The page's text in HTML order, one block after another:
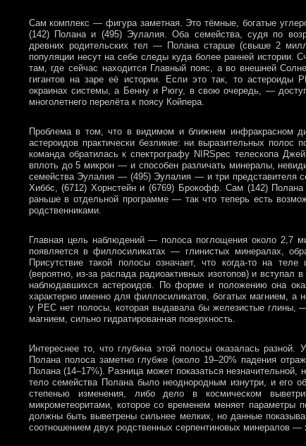
Сам комплекс — фигура заметная. Это тёмные, богатые
(142) Полана и (495) Эулалия. Оба семейства, судя по
древних родительских тел — Полана старше (свыше 2
популяции несут на себе следы куда более ранней истории.
там, где сейчас находится Главный пояс, а во внешней
гигантов на заре её истории. Если это так, то астероиды
окраинах системы, а Бенну и Рюгу, в свою очередь, —
многолетнего перелёта к поясу Койпера.
Проблема в том, что в видимом и ближнем инфракрасном
астероидов практически безликие: ни выразительных
команда обратилась к спектрографу NIRSpec телескопа
вплоть до 5 микрон — и способен различать минералы,
семейства Эулалия — (495) Эулалия — и три представителя
Хиббс, (6712) Хорнстейн и (6769) Брокофф. Сам (142)
раньше в отдельной программе — так что теперь есть
родственниками.
Главная цель наблюдений — полоса поглощения около 2,7
появляется в филлосиликатах — глинистых минералах,
Присутствие такой полосы означает, что когда-то на
(вероятно, из-за распада радиоактивных изотопов) и
наблюдавшихся астероидов. По форме и положению она
характерно именно для филлосиликатов, богатых магнием,
у PEC нет полосы, которая выдавала бы железистые глины,
магнием, сильно гидратированная поверхность.
Интереснее то, что глубина этой полосы оказалась
Полана полоса заметно глубже (около 19–20% падения
Полана (14–17%). Разница может показаться
тело семейства Полана было неоднородным изнутри, и его
степенью изменения, либо дело в космическом
микрометеоритами, которое со временем меняет параметры
должны быть выветрены сильнее мелких, но данные
соотношением двух родственных серпентиновых минералов —